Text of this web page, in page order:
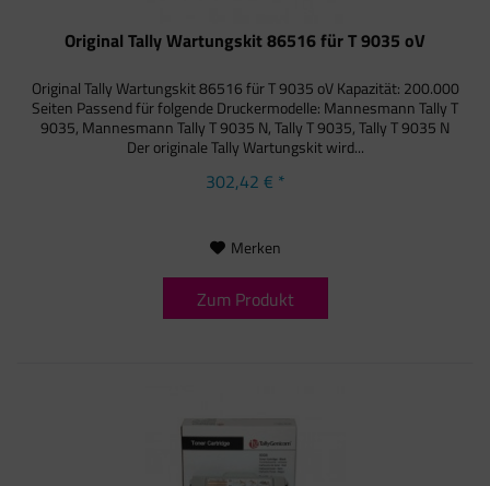
Original Tally Wartungskit 86516 für T 9035 oV
Original Tally Wartungskit 86516 für T 9035 oV Kapazität: 200.000
Seiten Passend für folgende Druckermodelle: Mannesmann Tally T
9035, Mannesmann Tally T 9035 N, Tally T 9035, Tally T 9035 N
Der originale Tally Wartungskit wird...
302,42 € *
Merken
Zum Produkt